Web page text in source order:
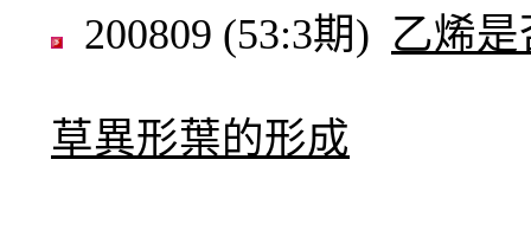
200809 (53:3期) 乙烯
草異形葉的形成